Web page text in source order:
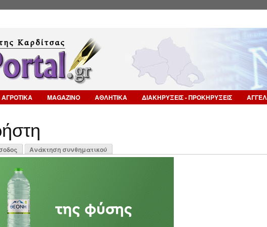
MAGAZINO ΑΘΛΗΤΙΚΑ ΔΙΑΚΗΡΥΞΕΙΣ - ΠΡΟΚΗΡΥΞΕΙΣ
Ανάκτηση συνθηματικού